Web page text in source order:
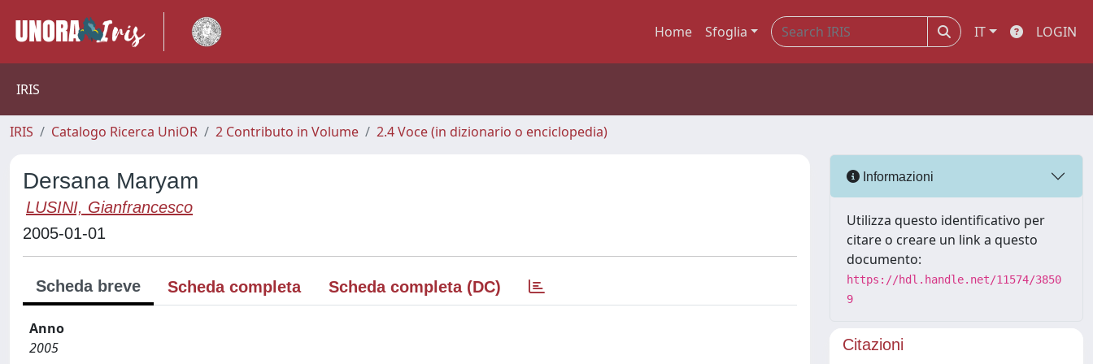
Home Sfoglia IT LOGIN
IRIS
IRIS Catalogo Ricerca UniOR 2 Contributo in Volume 2.4 Voce (in dizionario o enciclopedia)
Dersana Maryam
LUSINI, Gianfrancesco
2005-01-01
Scheda breve Scheda completa Scheda completa (DC)
Anno
2005
Informazioni
Utilizza questo identificativo per
citare o creare un link a questo
documento:
https://hdl.handle.net/11574/3850
9
Citazioni